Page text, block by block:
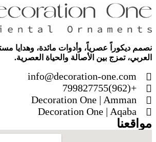
نصمم ديكوراً عصرياً، وأدوات مائدة، وهدايا
العربي، تمزج بين الأصالة والحياة العصرية.
info@decoration-one.com
+(962)799827755
Decoration One | Amman
Decoration One | Aqaba
مواقعنا